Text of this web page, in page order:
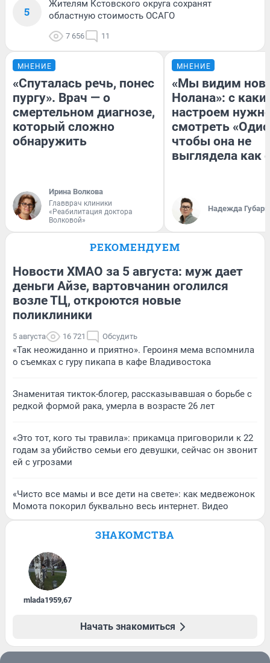
5
Жителям Кстовского округа сохранят
областную стоимость ОСАГО
7 656 11
МНЕНИЕ
«Спуталась речь, понес
пургу». Врач — о
смертельном диагнозе,
который сложно
обнаружить
Ирина Волкова
Главврач клиники
«Реабилитация доктора
Волковой»
МНЕНИЕ
«Мы видим
Нолана»: с
настроем
смотреть
чтобы она не
выглядела как
Надежда Губарь
РЕКОМЕНДУЕМ
Новости ХМАО за 5 августа: муж дает
деньги Айзе, вартовчанин оголился
возле ТЦ, откроются новые
поликлиники
5 августа 16 721 Обсудить
«Так неожиданно и приятно». Героиня мема вспомнила
о съемках с гуру пикапа в кафе Владивостока
Знаменитая тикток-блогер, рассказывавшая о борьбе с
редкой формой рака, умерла в возрасте 26 лет
«Это тот, кого ты травила»: прикамца приговорили к 22
годам за убийство семьи его девушки, сейчас он звонит
ей с угрозами
«Чисто все мамы и все дети на свете»: как медвежонок
Момота покорил буквально весь интернет. Видео
ЗНАКОМСТВА
mlada1959,67
Начать знакомиться